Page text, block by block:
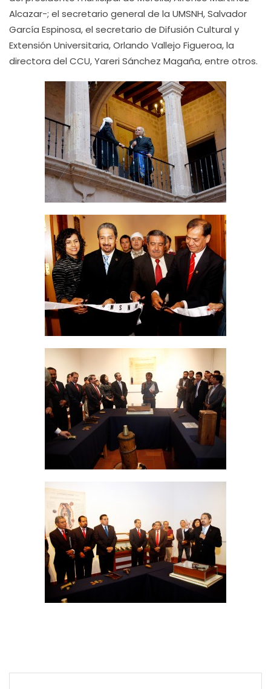
Alcazar-; el secretario general de la UMSNH, Salvador
García Espinosa, el secretario de Difusión Cultural y
Extensión Universitaria, Orlando Vallejo Figueroa, la
directora del CCU, Yareri Sánchez Magaña, entre otros.